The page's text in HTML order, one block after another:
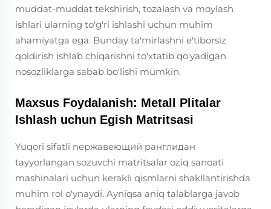
muddat-muddat tekshirish, tozalash va moylash
ishlari ularning to'g'ri ishlashi uchun muhim
ahamiyatga ega. Bunday ta'mirlashni e'tiborsiz
qoldirish ishlab chiqarishni to'xtatib qo'yadigan
nosozliklarga sabab bo'lishi mumkin.
Maxsus Foydalanish: Metall Plitalar
Ishlash uchun Egish Matritsasi
Yuqori sifatli nержавеющий ранглидан
tayyorlangan sozuvchi matritsalar oziq sanoati
mashinalari uchun kerakli qismlarni shakllantirishda
muhim rol o'ynaydi. Ayniqsa aniq talablarga javob